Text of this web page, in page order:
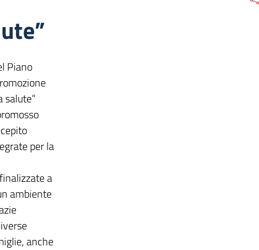
Piano
salute”
per la
a
ambiente
anche